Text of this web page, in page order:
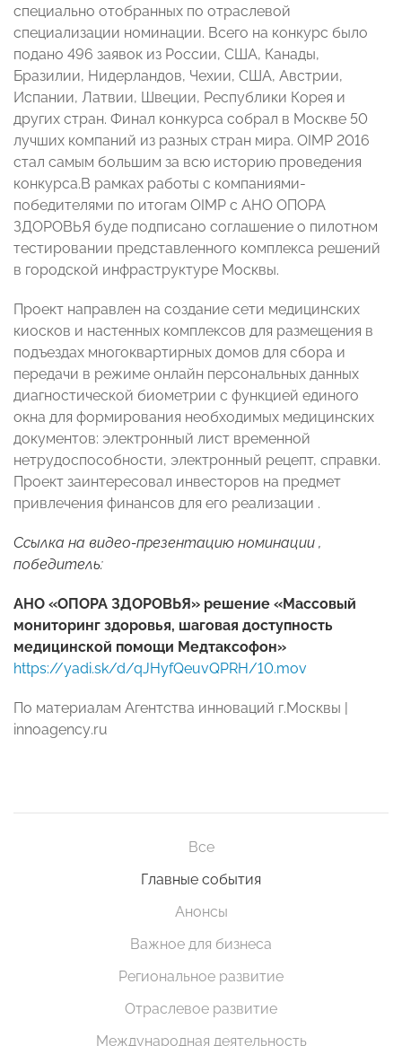
специально отобранных по отраслевой
специализации номинации. Всего на конкурс было
подано 496 заявок из России, США, Канады,
Бразилии, Нидерландов, Чехии, США, Австрии,
Испании, Латвии, Швеции, Республики Корея и
других стран. Финал конкурса собрал в Москве 50
лучших компаний из разных стран мира. OIMP 2016
стал самым большим за всю историю проведения
конкурса.В рамках работы с компаниями-
победителями по итогам OIMP с АНО ОПОРА
ЗДОРОВЬЯ буде подписано соглашение о пилотном
тестировании представленного комплекса решений
в городской инфраструктуре Москвы.
Проект направлен на создание сети медицинских
киосков и настенных комплексов для размещения в
подъездах многоквартирных домов для сбора и
передачи в режиме онлайн персональных данных
диагностической биометрии с функцией единого
окна для формирования необходимых медицинских
документов: электронный лист временной
нетрудоспособности, электронный рецепт, справки.
Проект заинтересовал инвесторов на предмет
привлечения финансов для его реализации .
Ссылка на видео-презентацию номинации ,
победитель:
АНО «ОПОРА ЗДОРОВЬЯ» решение «Массовый
мониторинг здоровья, шаговая доступность
медицинской помощи Медтаксофон»
https://yadi.sk/d/qJHyfQeuvQPRH/10.mov
По материалам Агентства инноваций г.Москвы |
innoagency.ru
Все
Главные события
Анонсы
Важное для бизнеса
Региональное развитие
Отраслевое развитие
Международная деятельность